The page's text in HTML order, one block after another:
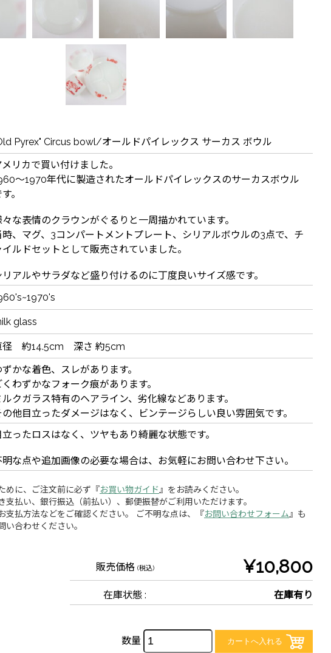
Pyrex" Circus bowl/オールドパイレックス サーカス ボウル
メリカで買い付けました。
〜1970年代に製造されたオールドパイレックスのサーカスボウル
。
々な表情のクラウンがぐるりと一周描かれています。
時、マグ、3コンパートメントプレート、シリアルボウルの3点で、チ
イルドセットとして販売されていました。
リアルやサラダなど盛り付けるのに丁度良いサイズ感です。
glass
径 約14.5cm 深さ 約5cm
ずかな着色、スレがあります。
くわずかなフォーク痕があります。
ルクガラス特有のヘアライン、劣化線などあります。
の他目立ったダメージはなく、ビンテージらしい良い雰囲気です。
立ったロスはなく、ツヤもあり綺麗な状態です。
明な点や追加画像の必要な場合は、お気軽にお問い合わせ下さい。
めに、ご注文前に必ず『お買い物ガイド 』をお読みください。
支払い、銀行振込（前払い）、郵便振替がご利用いただけます。
支払方法などをご確認ください。 ご不明な点は、『お問い合わせフォーム 』も
い合わせください。
販売価格 (税込) ¥10,800
在庫状態 : 在庫有り
数量